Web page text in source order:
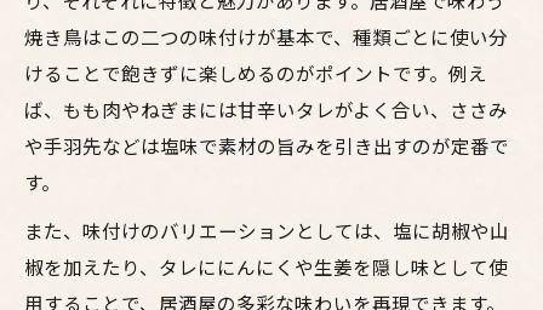
焼き鳥はこの二つの味付けが基本で、種類ごとに使い分
けることで飽きずに楽しめるのがポイントです。例え
ば、もも肉やねぎまには甘辛いタレがよく合い、ささみ
や手羽先などは塩味で素材の旨みを引き出すのが定番で
す。
また、味付けのバリエーションとしては、塩に胡椒や山
椒を加えたり、タレににんにくや生姜を隠し味として使
用することで、居酒屋の多彩な味わいを再現できます。